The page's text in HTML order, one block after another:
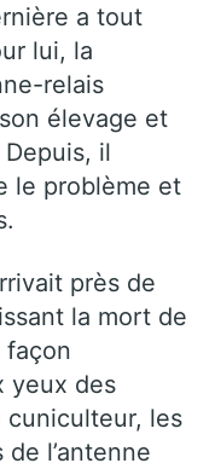
a tout
lui, la
relais
élevage et
il
le problème et
près de
la mort de
yeux des
cuniculteur, les
l’antenne